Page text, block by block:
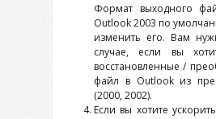
Формат выходного
Outlook2003 по
изменить его. Вам
случае, если вы
восстановленные /
файл в Outlookиз
(2000, 2002).
Если вы хотите